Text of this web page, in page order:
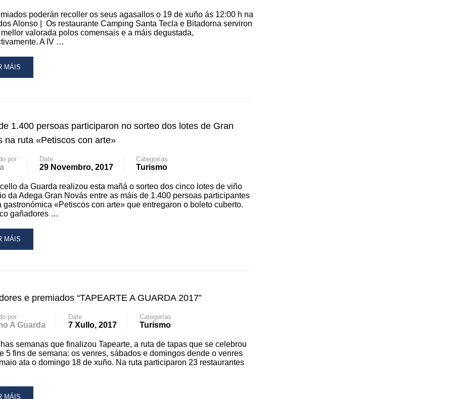
poderán recoller os seus agasallos o 19 de xuño ás 12:00 h na
Alonso | Os restaurante Camping Santa Tecla e Bitadorna serviron
valorada polos comensais e a máis degustada,
A IV …
MÁIS
1.400 persoas participaron no sorteo dos lotes de Gran
na ruta «Petiscos con arte»
por Date
29 Novembro, 2017
Categorías
Turismo
da Guarda realizou esta mañá o sorteo dos cinco lotes de viño
da Adega Gran Novás entre as máis de 1.400 persoas participantes
gastronómica «Petiscos con arte» que entregaron o boleto cuberto.
gañadores …
MÁIS
e premiados “TAPEARTE A GUARDA 2017”
por
A Guarda
Date
7 Xullo, 2017
Categorías
Turismo
semanas que finalizou Tapearte, a ruta de tapas que se celebrou
5 fins de semana: os venres, sábados e domingos dende o venres
ata o domingo 18 de xuño. Na ruta participaron 23 restaurantes
MÁIS